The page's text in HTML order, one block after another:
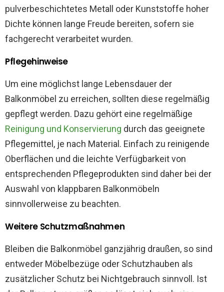
pulverbeschichtetes Metall oder Kunststoffe hoher
Dichte können lange Freude bereiten, sofern sie
fachgerecht verarbeitet wurden.
Pflegehinweise
Um eine möglichst lange Lebensdauer der
Balkonmöbel zu erreichen, sollten diese regelmäßig
gepflegt werden. Dazu gehört eine regelmäßige
Reinigung und Konservierung durch das geeignete
Pflegemittel, je nach Material. Einfach zu reinigende
Oberflächen und die leichte Verfügbarkeit von
entsprechenden Pflegeprodukten sind daher bei der
Auswahl von klappbaren Balkonmöbeln
sinnvollerweise zu beachten.
Weitere Schutzmaßnahmen
Bleiben die Balkonmöbel ganzjährig draußen, so sind
entweder Möbelbezüge oder Schutzhauben als
zusätzlicher Schutz bei Nichtgebrauch sinnvoll. Ist